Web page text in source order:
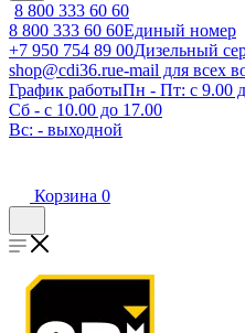
8 800 333 60 60
8 800 333 60 60Единый номер
+7 950 754 89 00Дизельный
shop@cdi36.rue-mail для всех
График работыПн - Пт: с 9.00
Сб - с 10.00 до 17.00
Вс: - выходной
Корзина 0